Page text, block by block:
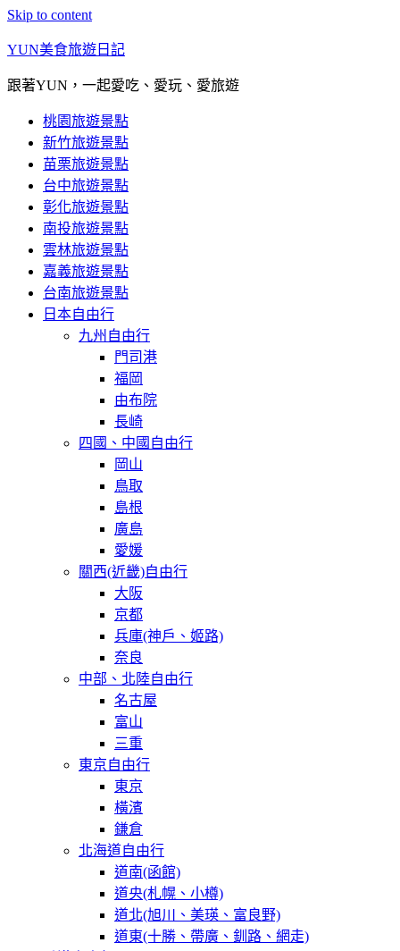
Skip to content
YUN美食旅遊日記
跟著YUN，一起愛吃、愛玩、愛旅遊
桃園旅遊景點
新竹旅遊景點
苗栗旅遊景點
台中旅遊景點
彰化旅遊景點
南投旅遊景點
雲林旅遊景點
嘉義旅遊景點
台南旅遊景點
日本自由行
九州自由行
門司港
福岡
由布院
長崎
四國、中國自由行
岡山
鳥取
島根
廣島
愛媛
關西(近畿)自由行
大阪
京都
兵庫(神戶、姬路)
奈良
中部、北陸自由行
名古屋
富山
三重
東京自由行
東京
橫濱
鎌倉
北海道自由行
道南(函館)
道央(札幌、小樽)
道北(旭川、美瑛、富良野)
道東(十勝、帶廣、釧路、網走)